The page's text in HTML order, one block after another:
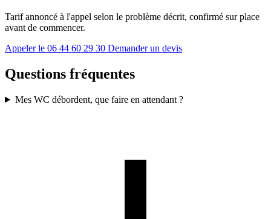
Tarif annoncé à l'appel selon le problème décrit, confirmé sur place
avant de commencer.
Appeler le 06 44 60 29 30 Demander un devis
Questions fréquentes
Mes WC débordent, que faire en attendant ?